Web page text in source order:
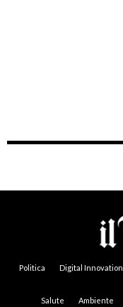
Politica Digital Innovation
Salute Ambiente